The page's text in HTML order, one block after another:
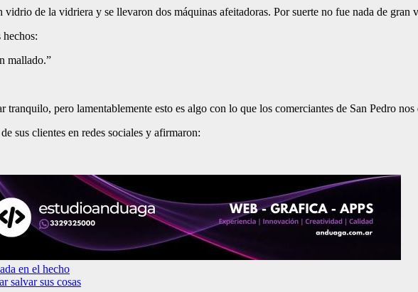
de la vidriera y se llevaron dos máquinas afeitadoras. Por suerte no fue nada de gran
mallado.”
tranquilo, pero lamentablemente esto es algo con lo que los comerciantes de San Pedro
sus clientes en redes sociales y afirmaron:
en el hecho
salvar sus cosas